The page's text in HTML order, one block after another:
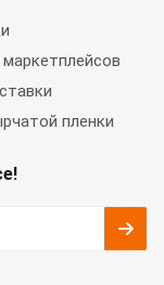
пленки